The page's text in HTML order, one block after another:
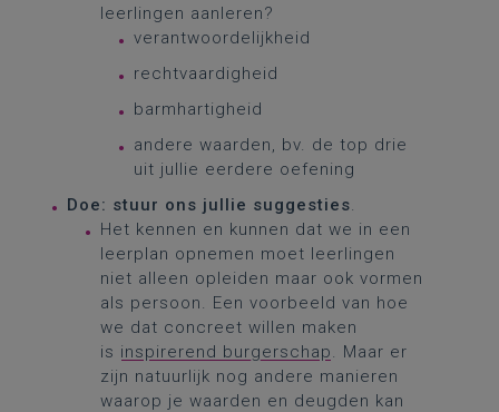
leerlingen aanleren?
verantwoordelijkheid
rechtvaardigheid
barmhartigheid
andere waarden, bv. de top drie
uit jullie eerdere oefening
Doe: stuur ons jullie suggesties.
Het kennen en kunnen dat we in een
leerplan opnemen moet leerlingen
niet alleen opleiden maar ook vormen
als persoon. Een voorbeeld van hoe
we dat concreet willen maken
is inspirerend burgerschap. Maar er
zijn natuurlijk nog andere manieren
waarop je waarden en deugden kan